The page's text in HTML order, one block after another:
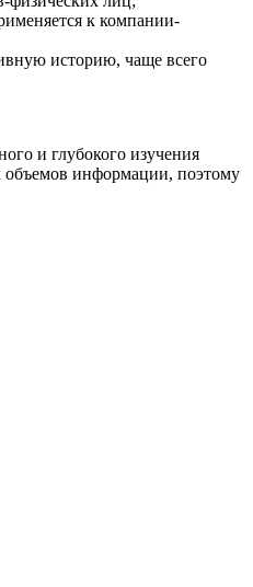
к компании-
историю, чаще всего
и глубокого изучения
объемов информации, поэтому